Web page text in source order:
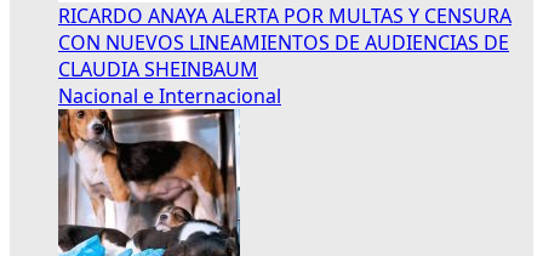
RICARDO ANAYA ALERTA POR MULTAS Y CENSURA
CON NUEVOS LINEAMIENTOS DE AUDIENCIAS DE
CLAUDIA SHEINBAUM
Nacional e Internacional